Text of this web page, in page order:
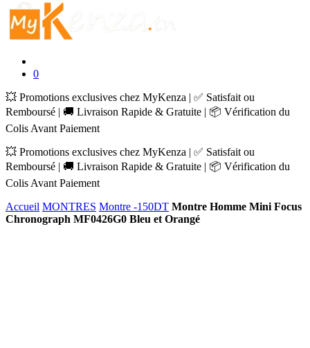
0
💥 Promotions exclusives chez MyKenza | ✅ Satisfait ou
Remboursé | 🚚 Livraison Rapide & Gratuite | 📦 Vérification du
Colis Avant Paiement
💥 Promotions exclusives chez MyKenza | ✅ Satisfait ou
Remboursé | 🚚 Livraison Rapide & Gratuite | 📦 Vérification du
Colis Avant Paiement
Accueil MONTRES Montre -150DT Montre Homme Mini Focus
Chronograph MF0426G0 Bleu et Orangé